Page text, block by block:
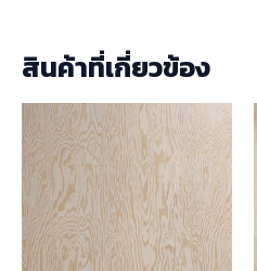
สินค้าที่เกี่ยวข้อง